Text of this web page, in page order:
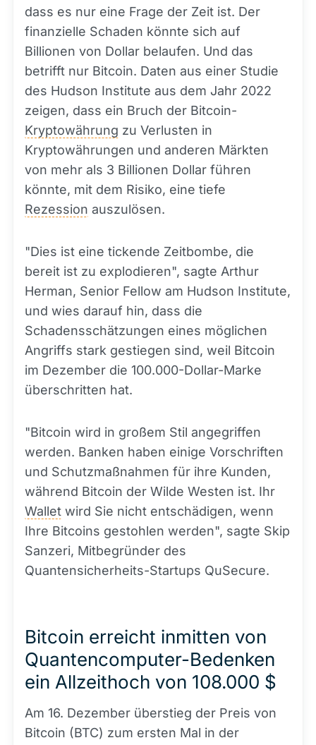
dass es nur eine Frage der Zeit ist. Der
finanzielle Schaden könnte sich auf
Billionen von Dollar belaufen. Und das
betrifft nur Bitcoin. Daten aus einer Studie
des Hudson Institute aus dem Jahr 2022
zeigen, dass ein Bruch der Bitcoin-
Kryptowährung zu Verlusten in
Kryptowährungen und anderen Märkten
von mehr als 3 Billionen Dollar führen
könnte, mit dem Risiko, eine tiefe
Rezession auszulösen.
"Dies ist eine tickende Zeitbombe, die
bereit ist zu explodieren", sagte Arthur
Herman, Senior Fellow am Hudson Institute,
und wies darauf hin, dass die
Schadensschätzungen eines möglichen
Angriffs stark gestiegen sind, weil Bitcoin
im Dezember die 100.000-Dollar-Marke
überschritten hat.
"Bitcoin wird in großem Stil angegriffen
werden. Banken haben einige Vorschriften
und Schutzmaßnahmen für ihre Kunden,
während Bitcoin der Wilde Westen ist. Ihr
Wallet wird Sie nicht entschädigen, wenn
Ihre Bitcoins gestohlen werden", sagte Skip
Sanzeri, Mitbegründer des
Quantensicherheits-Startups QuSecure.
Bitcoin erreicht inmitten von
Quantencomputer-Bedenken
ein Allzeithoch von 108.000 $
Am 16. Dezember überstieg der Preis von
Bitcoin (BTC) zum ersten Mal in der